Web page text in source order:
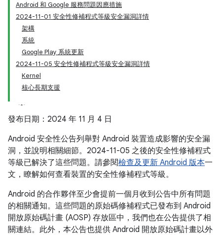
Android 和 Google 服務問題因應措施
2024-11-01 安全性修補程式等級安全漏洞詳情
架構
系統
Google Play 系統更新
2024-11-05 安全性修補程式等級安全漏洞詳情
Kernel
核心長期支援
發布日期：2024 年 11 月 4 日
Android 安全性公告列舉對 Android 裝置造成影響的安全漏
洞，並說明相關細節。2024-11-05 之後的安全性修補程式
等級已解決了這些問題。請參閱檢查及更新 Android 版本一
文，瞭解如何查看裝置的安全性修補程式等級。
Android 的合作夥伴至少會提前一個月收到公告中所有問題
的相關通知。這些問題的原始碼修補程式已發布到 Android
開放原始碼計畫 (AOSP) 存放區中，我們也在公告提供了相
關連結。此外，本公告也提供 Android 開放原始碼計畫以外